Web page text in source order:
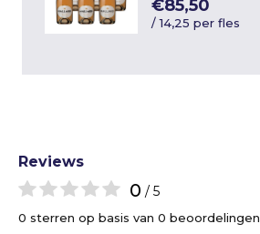
€85,50
/14,25 per fles
Reviews
0 / 5
0 sterren op basis van 0 beoordelingen